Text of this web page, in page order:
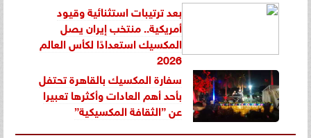
بعد ترتيبات استثنائية وقيود
أمريكية.. منتخب إيران يصل
المكسيك استعدادًا لكأس العالم
2026
سفارة المكسيك بالقاهرة تحتفل
بأحد أهم العادات وأكثرها تعبيرا
عن ”الثقافة المكسيكية”